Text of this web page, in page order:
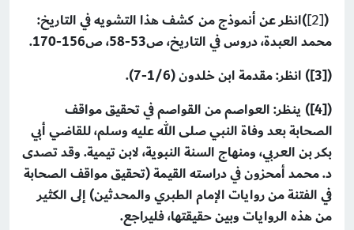
(
[2]
)انظر عن أنموذج من كشف هذا التشويه في التاريخ:
محمد العبدة، دروس في التاريخ، ص53-58، ص156-170.
([3])
انظر: مقدمة ابن خلدون (1/6-7).
([4])
ينظر: العواصم من القواصم في تحقيق مواقف
الصحابة بعد وفاة النبي صلى الله عليه وسلم، للقاضي أبي
بكر بن العربي، ومنهاج السنة النبوية، لابن تيمية. وقد تصدى
د. محمد أمحزون في دراسته القيمة (تحقيق مواقف الصحابة
في الفتنة من روايات الإمام الطبري والمحدثين) إلى الكثير
من هذه الروايات وبين حقيقتها، فليراجع.